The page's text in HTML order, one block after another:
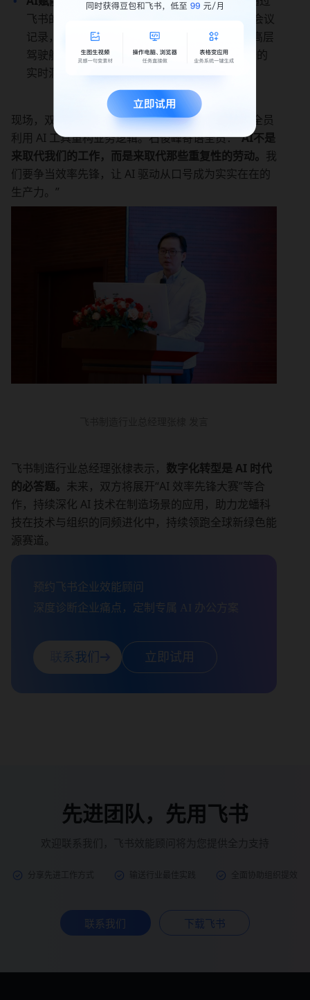
飞书的多种 AI 能力整合工作信息、知识文档与会议
记录，构建智能协作中枢。在此基础上，通过“高层
驾驶舱 ROE+AI 分析”等 AI 创新，实现经营数据的
实时洞察、预警到人。
现场，双方同步发布了“效率先锋大赛”计划，动员全员
利用 AI 工具重构业务逻辑。石俊峰寄语全员：“AI不是
来取代我们的工作，而是来取代那些重复性的劳动。 我
们要争当效率先锋，让 AI 驱动从口号成为实实在在的
生产力。”
飞书制造行业总经理张棣表示， 数字化转型是 AI 时代
的必答题。 未来，双方将展开“AI 效率先锋大赛”等合
作，持续深化 AI 技术在制造场景的应用，助力龙蟠科
技在技术与组织的同频进化中，持续领跑全球新绿色能
源赛道。
预约飞书企业效能顾问
深度诊断企业痛点，定制专属 AI 办公方案
联系我们 立即试用
先进团队，先用飞书
联系我们 下载飞书